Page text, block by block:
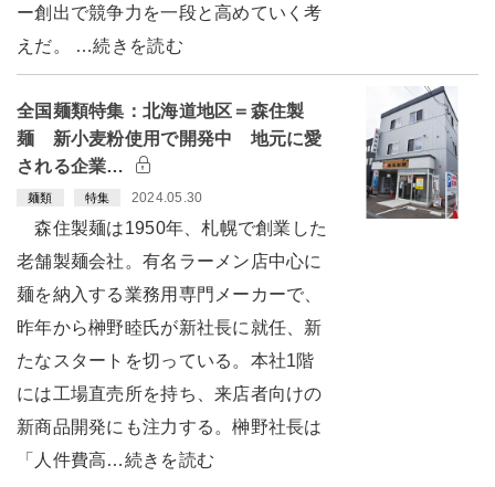
ー創出で競争力を一段と高めていく考
えだ。 …続きを読む
全国麺類特集：北海道地区＝森住製
麺 新小麦粉使用で開発中 地元に愛
される企業…
麺類 特集 2024.05.30
森住製麺は1950年、札幌で創業した
老舗製麺会社。有名ラーメン店中心に
麺を納入する業務用専門メーカーで、
昨年から榊野睦氏が新社長に就任、新
たなスタートを切っている。本社1階
には工場直売所を持ち、来店者向けの
新商品開発にも注力する。榊野社長は
「人件費高…続きを読む